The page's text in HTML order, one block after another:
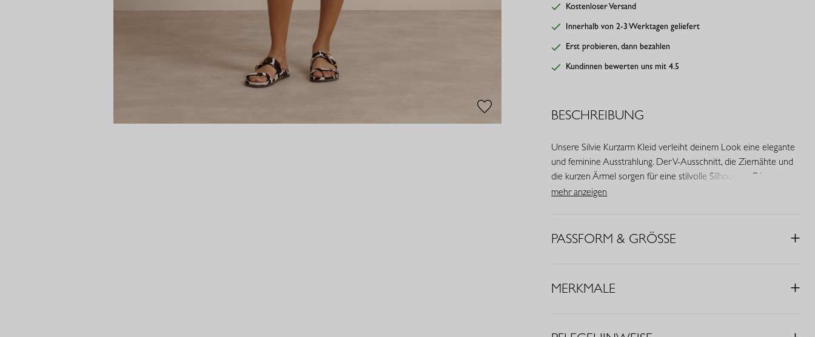
Kostenloser Versand
Innerhalb von 2-3 Werktagen geliefert
Erst probieren, dann bezahlen
Kundinnen bewerten uns mit 4.5
BESCHREIBUNG
Unsere Silvie Kurzarm Kleid verleiht deinem Look eine elegante
und feminine Ausstrahlung. Der V-Ausschnitt, die Ziernähte und
die kurzen Ärmel sorgen für eine stilvolle Silhouette. Dieses
Modell ist Teil der Jubiläumskollektion zum 20 jährigen Bestehen
• Kurze Ärmel
mehr anzeigen
PASSFORM & GRÖSSE
MERKMALE